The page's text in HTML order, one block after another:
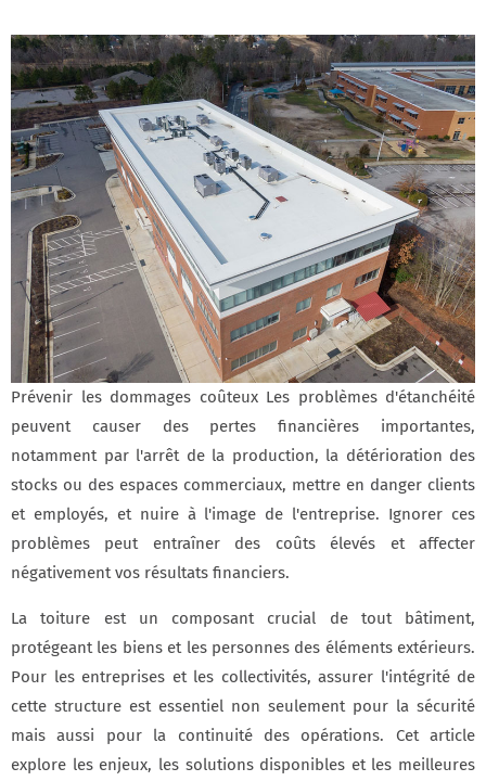
Prévenir les dommages coûteux Les problèmes d'étanchéité
peuvent causer des pertes financières importantes,
notamment par l'arrêt de la production, la détérioration des
stocks ou des espaces commerciaux, mettre en danger clients
et employés, et nuire à l'image de l'entreprise. Ignorer ces
problèmes peut entraîner des coûts élevés et affecter
négativement vos résultats financiers.
La toiture est un composant crucial de tout bâtiment,
protégeant les biens et les personnes des éléments extérieurs.
Pour les entreprises et les collectivités, assurer l'intégrité de
cette structure est essentiel non seulement pour la sécurité
mais aussi pour la continuité des opérations. Cet article
explore les enjeux, les solutions disponibles et les meilleures